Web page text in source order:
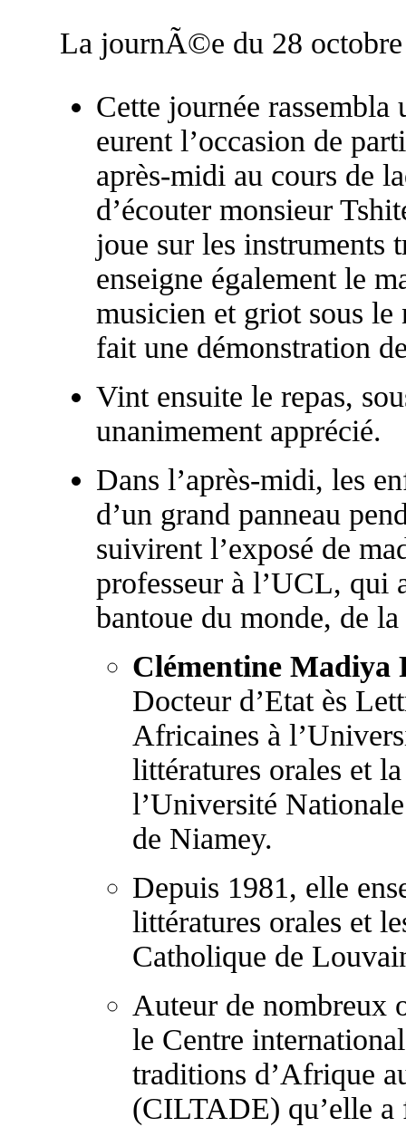
La journÃ©e du 28
Cette journée rassembla
eurent l’occasion de
après-midi au cours de
d’écouter monsieur
joue sur les instruments
enseigne également le
musicien et griot sous
fait une démonstration
Vint ensuite le repas,
unanimement apprécié.
Dans l’après-midi, les
d’un grand panneau
suivirent l’exposé de
professeur à l’UCL, qui
bantoue du monde, de
Clémentine
Docteur d’Etat ès
Africaines à
littératures orales et
l’Université
de Niamey.
Depuis 1981, elle
littératures orales et
Catholique de
Auteur de nombreux
le Centre
traditions d’Afrique
(CILTADE) qu’elle a